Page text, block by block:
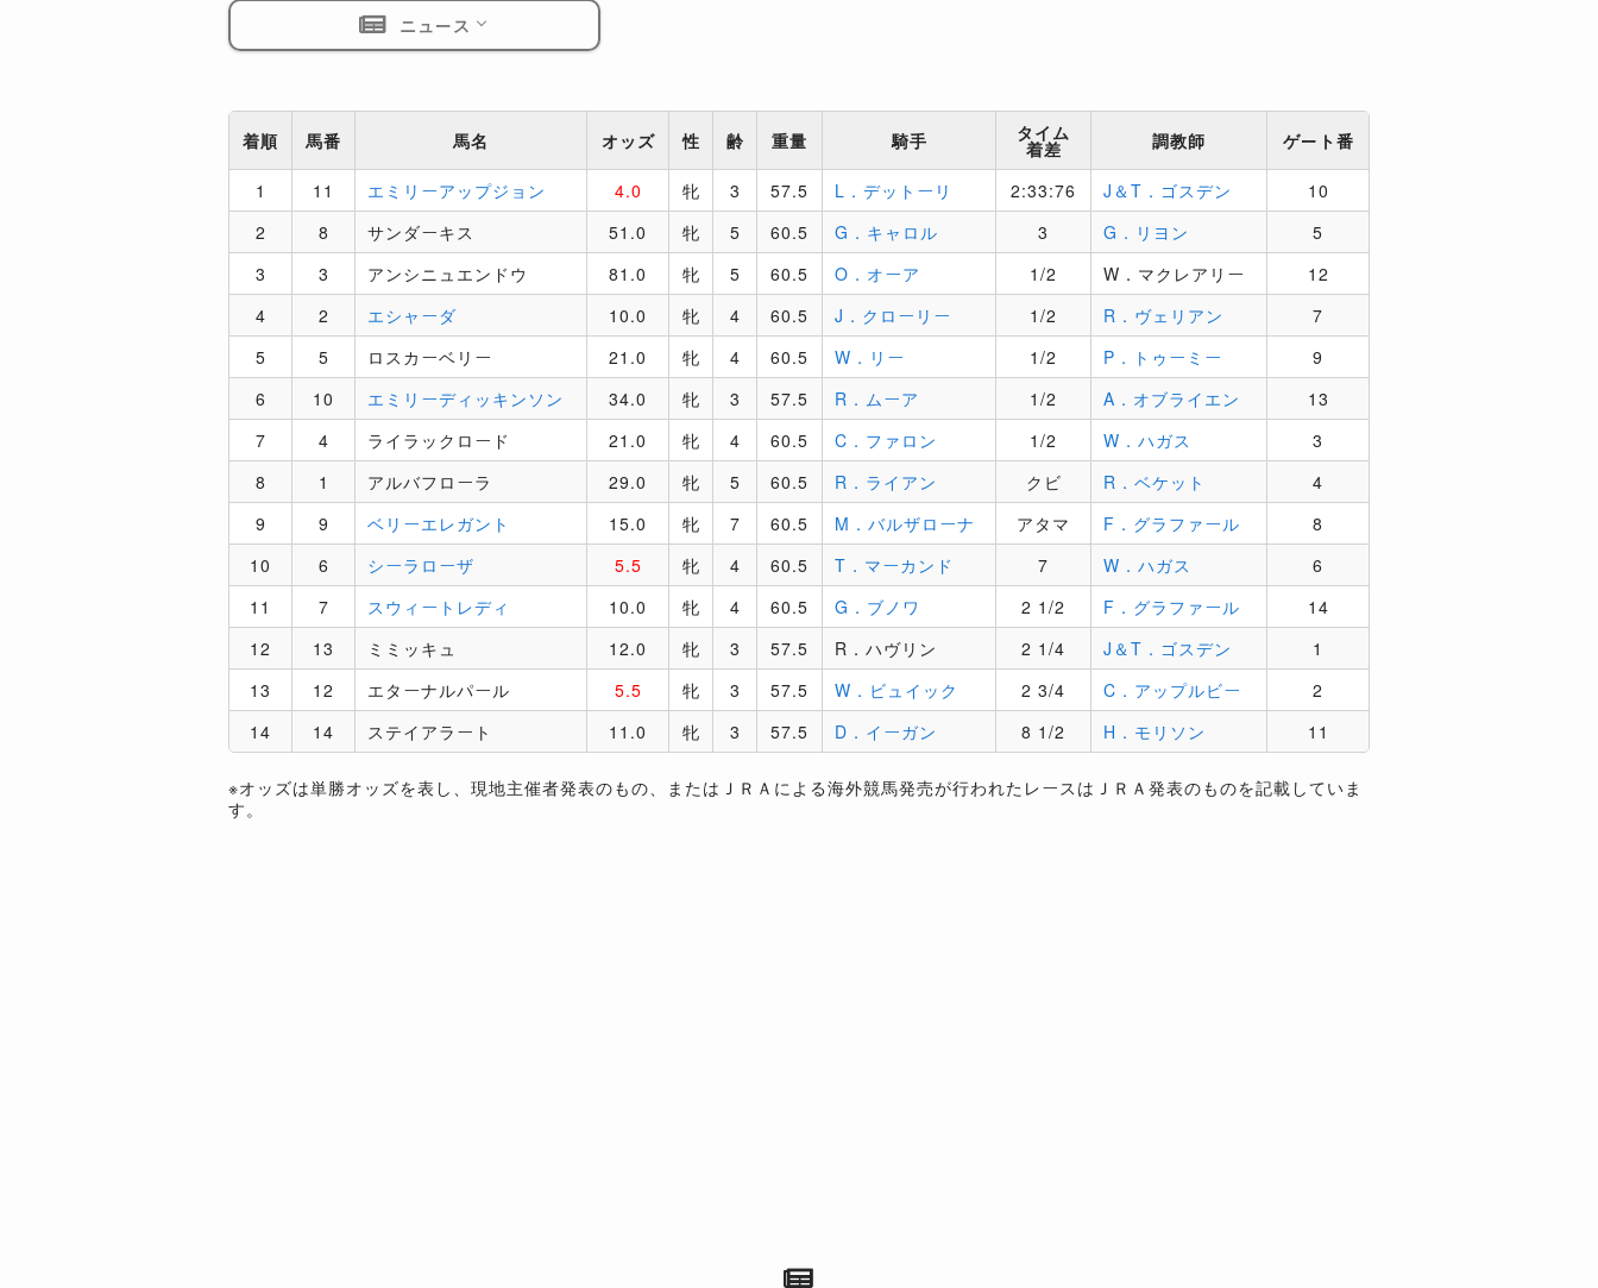
ニュース
着順 馬番 馬名 オッズ 性 齢 重量 騎手 タイム
着差 調教師 ゲート番
1 11 エミリーアップジョン 4.0 牝 3 57.5 L．デットーリ 2:33:76 J＆T．ゴスデン
10
2
8 サンダーキス 51.0 牝 5 60.5 G．キャロル 3 G．リヨン
5
3
3 アンシニュエンドウ 81.0 牝 5 60.5 O．オーア 1/2 W．マクレアリー
12
4
2 エシャーダ 10.0 牝 4 60.5 J．クローリー 1/2 R．ヴェリアン
7
5
5 ロスカーベリー 21.0 牝 4 60.5 W．リー 1/2 P．トゥーミー
9
6
10 エミリーディッキンソン 34.0 牝 3 57.5 R．ムーア 1/2 A．オブライエン
13
7
4 ライラックロード 21.0 牝 4 60.5 C．ファロン 1/2 W．ハガス
3
8
1 アルバフローラ 29.0 牝 5 60.5 R．ライアン クビ R．ベケット
4
9
9 ベリーエレガント 15.0 牝 7 60.5 M．バルザローナ アタマ F．グラファール
8
10
6 シーラローザ 5.5 牝 4 60.5 T．マーカンド 7 W．ハガス
6
11
7 スウィートレディ 10.0 牝 4 60.5 G．ブノワ 2 1/2 F．グラファール
14
12
13 ミミッキュ 12.0 牝 3 57.5 R．ハヴリン 2 1/4 J＆T．ゴスデン
1
13
12 エターナルパール 5.5 牝 3 57.5 W．ビュイック 2 3/4 C．アップルビー
2
14
14 ステイアラート 11.0 牝 3 57.5 D．イーガン 8 1/2 H．モリソン 11
※オッズは単勝オッズを表し、現地主催者発表のもの、またはＪＲＡによる海外競馬発売が行われたレースはＪＲＡ発表のものを記載していま
す。